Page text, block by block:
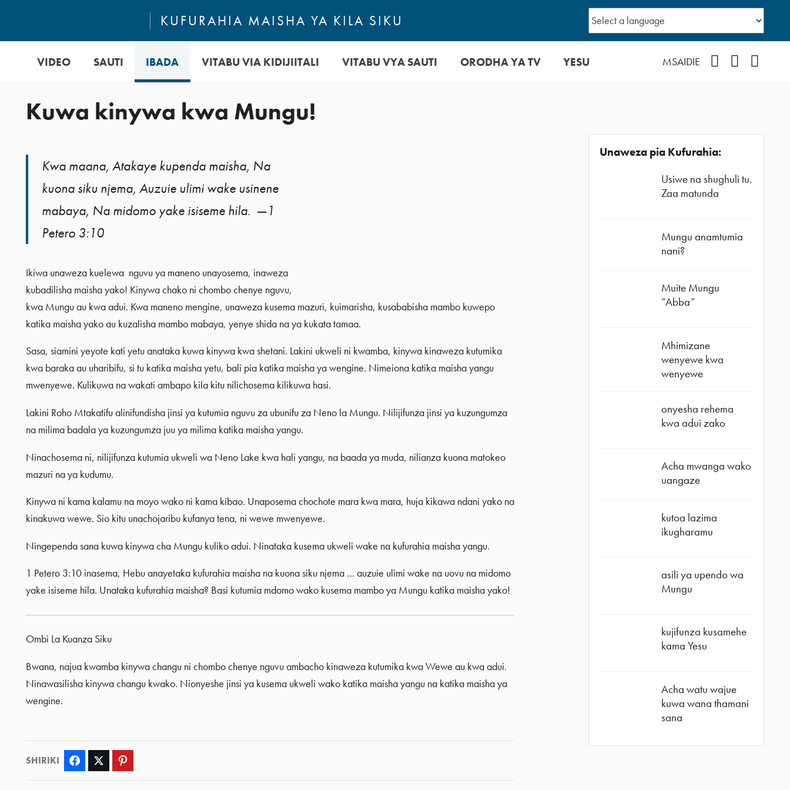
KUFURAHIA MAISHA YA KILA SIKU
VIDEO SAUTI IBADA VITABU VIA KIDIJIITALI VITABU VYA SAUTI ORODHA YA TV YESU MSAIDIE
Kuwa kinywa kwa Mungu!
Kwa maana, Atakaye kupenda maisha, Na
kuona siku njema, Auzuie ulimi wake usinene
mabaya, Na midomo yake isiseme hila. —1
Petero 3:10
Ikiwa unaweza kuelewa nguvu ya maneno unayosema, inaweza
kubadilisha maisha yako! Kinywa chako ni chombo chenye nguvu,
kwa Mungu au kwa adui. Kwa maneno mengine, unaweza kusema mazuri, kuimarisha, kusababisha mambo kuwepo
katika maisha yako au kuzalisha mambo mabaya, yenye shida na ya kukata tamaa.
Sasa, siamini yeyote kati yetu anataka kuwa kinywa kwa shetani. Lakini ukweli ni kwamba, kinywa kinaweza kutumika
kwa baraka au uharibifu, si tu katika maisha yetu, bali pia katika maisha ya wengine. Nimeiona katika maisha yangu
mwenyewe. Kulikuwa na wakati ambapo kila kitu nilichosema kilikuwa hasi.
Lakini Roho Mtakatifu alinifundisha jinsi ya kutumia nguvu za ubunifu za Neno la Mungu. Nilijifunza jinsi ya kuzungumza
na milima badala ya kuzungumza juu ya milima katika maisha yangu.
Ninachosema ni, nilijifunza kutumia ukweli wa Neno Lake kwa hali yangu, na baada ya muda, nilianza kuona matokeo
mazuri na ya kudumu.
Kinywa ni kama kalamu na moyo wako ni kama kibao. Unaposema chochote mara kwa mara, huja kikawa ndani yako na
kinakuwa wewe. Sio kitu unachojaribu kufanya tena, ni wewe mwenyewe.
Ningependa sana kuwa kinywa cha Mungu kuliko adui. Ninataka kusema ukweli wake na kufurahia maisha yangu.
1 Petero 3:10 inasema, Hebu anayetaka kufurahia maisha na kuona siku njema … auzuie ulimi wake na uovu na midomo
yake isiseme hila. Unataka kufurahia maisha? Basi kutumia mdomo wako kusema mambo ya Mungu katika maisha yako!
Ombi La Kuanza Siku
Bwana, najua kwamba kinywa changu ni chombo chenye nguvu ambacho kinaweza kutumika kwa Wewe au kwa adui.
Ninawasilisha kinywa changu kwako. Nionyeshe jinsi ya kusema ukweli wako katika maisha yangu na katika maisha ya
wengine.
SHIRIKI Facebook Twitter
Unaweza pia Kufurahia:
Usiwe na shughuli tu.
Zaa matunda
Mungu anamtumia
nani?
Muite Mungu
“Abba”
Mhimizane
wenyewe kwa
wenyewe
onyesha rehema
kwa adui zako
Acha mwanga wako
uangaze
kutoa lazima
ikugharamu
asili ya upendo wa
Mungu
kujifunza kusamehe
kama Yesu
Acha watu wajue
kuwa wana thamani
sana